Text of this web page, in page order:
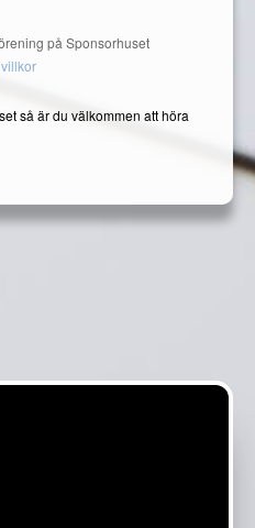
på Sponsorhuset
så är du välkommen att höra